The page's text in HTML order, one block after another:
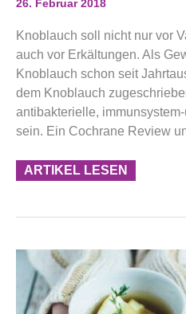
26. Februar 2018
Knoblauch soll nicht nur vor
auch vor Erkältungen. Als
Knoblauch schon seit
dem Knoblauch
antibakterielle,
sein. Ein Cochrane Review
Erkältung
ARTIKEL LESEN